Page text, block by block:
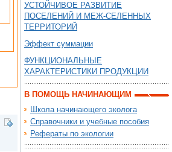
УСТОЙЧИВОЕ РАЗВИТИЕ
ПОСЕЛЕНИЙ И МЕЖ-СЕЛЕННЫХ
ТЕРРИТОРИЙ
Эффект суммации
ФУНКЦИОНАЛЬНЫЕ
ХАРАКТЕРИСТИКИ ПРОДУКЦИИ
В ПОМОЩЬ НАЧИНАЮЩИМ
Школа начинающего эколога
Справочники и учебные пособия
Рефераты по экологии